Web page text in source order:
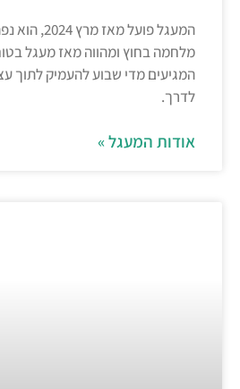
המעגל פועל
מלחמה בחוץ ומהווה מאז מעגל
המגיעים מדי שבוע להעמיק לתוך
לדרך.
אודות המעגל »